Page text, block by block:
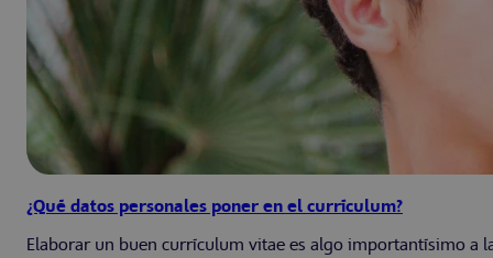
¿Qué datos personales poner en el currículum?
Elaborar un buen currículum vitae es algo importantísimo a